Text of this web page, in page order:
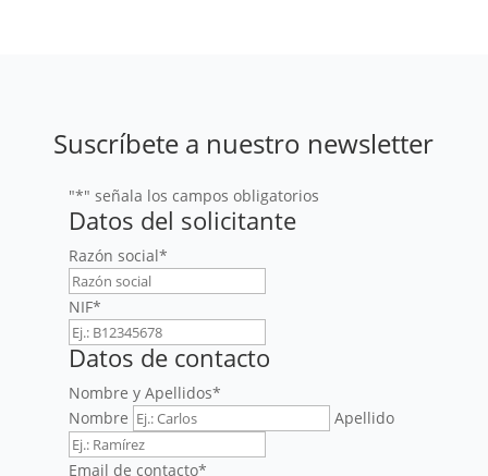
Suscríbete a nuestro newsletter
"*" señala los campos obligatorios
Datos del solicitante
Razón social*
NIF*
Datos de contacto
Nombre y Apellidos*
Nombre
Apellido
Email de contacto*